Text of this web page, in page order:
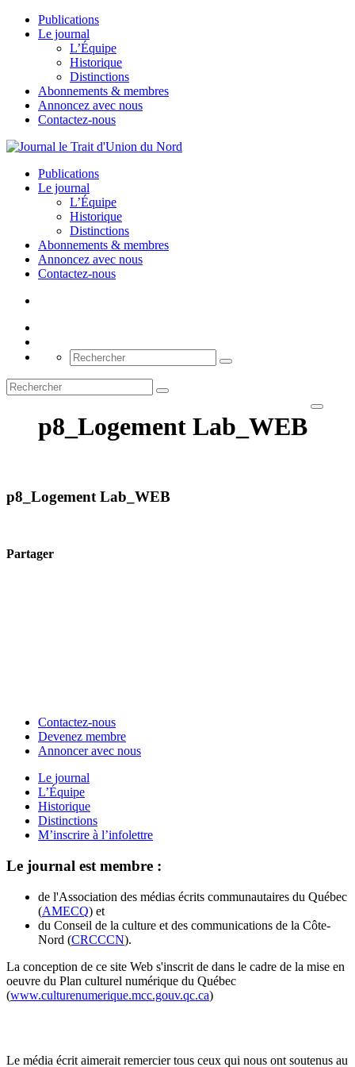
Publications
Le journal
L’Équipe
Historique
Distinctions
Abonnements & membres
Annoncez avec nous
Contactez-nous
Publications
Le journal
L’Équipe
Historique
Distinctions
Abonnements & membres
Annoncez avec nous
Contactez-nous
p8_Logement Lab_WEB
p8_Logement Lab_WEB
Partager
Contactez-nous
Devenez membre
Annoncer avec nous
Le journal
L’Équipe
Historique
Distinctions
M’inscrire à l’infolettre
Le journal est membre :
de l'Association des médias écrits communautaires du Québec
(AMECQ) et
du Conseil de la culture et des communications de la Côte-
Nord (CRCCCN).
La conception de ce site Web s'inscrit de dans le cadre de la mise en
oeuvre du Plan culturel numérique du Québec
(www.culturenumerique.mcc.gouv.qc.ca)
Le média écrit aimerait remercier tous ceux qui nous ont soutenus au